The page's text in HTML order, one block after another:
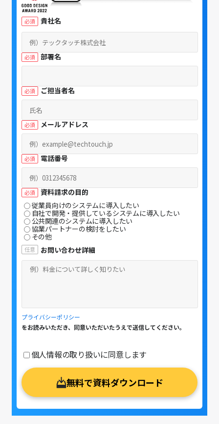
貴社名
部署名
ご担当者名
メールアドレス
電話番号
資料請求の目的
従業員向けのシステムに導入したい
自社で開発・提供しているシステムに導入したい
公共関連のシステムに導入したい
協業パートナーの検討をしたい
その他
プライバシーポリシー
をお読みいただき、同意いただいたうえで送信してください。
個人情報の取り扱いに同意します
無料で資料ダウンロード